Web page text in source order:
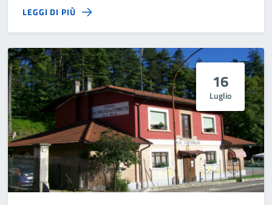
LEGGI DI PIÙ
16
Luglio